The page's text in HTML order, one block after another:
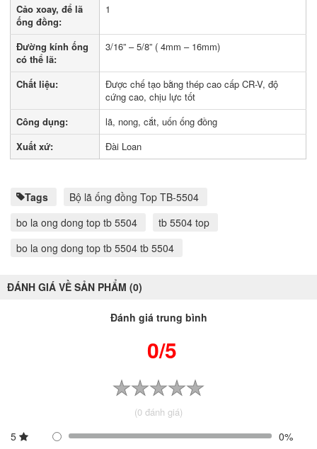
Cảo xoay, để lã
ống đồng:
1
Đường kính ống
có thể lã:
3/16” – 5/8” ( 4mm – 16mm)
Chất liệu:
Được chế tạo bằng thép cao cấp CR-V, độ
cứng cao, chịu lực tốt
Công dụng:
lã, nong, cắt, uốn ống đồng
Xuất xứ:
Đài Loan
Tags
Bộ lã ống đồng Top TB-­5504
bo la ong dong top tb 5504
tb 5504 top
bo la ong dong top tb 5504 tb 5504
ĐÁNH GIÁ VỀ SẢN PHẨM (0)
Đánh giá trung bình
0/5
(0 đánh giá)
5
0%